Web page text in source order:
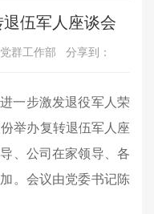
伍军人座谈会
群工作部 分享到：
一步激发退役军人荣
举办复转退伍军人座
、公司在家领导、各
。会议由党委书记陈